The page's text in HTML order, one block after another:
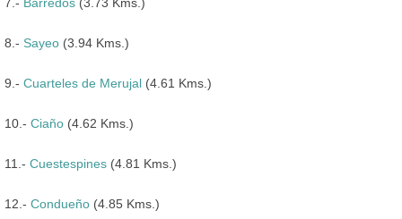
8.- Sayeo (3.94 Kms.)
9.- Cuarteles de Merujal (4.61 Kms.)
10.- Ciaño (4.62 Kms.)
11.- Cuestespines (4.81 Kms.)
12.- Condueño (4.85 Kms.)